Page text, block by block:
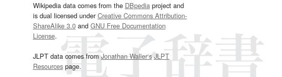
Wikipedia data comes from the DBpediaproject and
is dual licensed underCreative Commons Attribution-
ShareAlike 3.0and GNU Free Documentation
License.
JLPT data comes fromJonathan Waller‘s JLPT
Resourcespage.